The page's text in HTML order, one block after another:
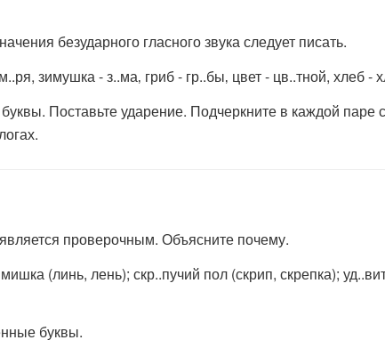
безударного гласного звука следует писать.
зимушка - з..ма‚ гриб - гр..бы‚ цвет - цв..тной, хлеб -
Поставьте ударение. Подчеркните в каждой паре
проверочным. Объясните почему.
(линь, лень); скр..пучий пол (скрип, скрепка);
буквы.